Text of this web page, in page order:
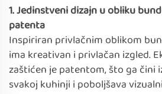
1. Jedinstveni dizajn u obliku
patenta
Inspiriran privlačnim oblikom
ima kreativan i privlačan izgled.
zaštićen je patentom, što ga čini
svakoj kuhinji i poboljšava